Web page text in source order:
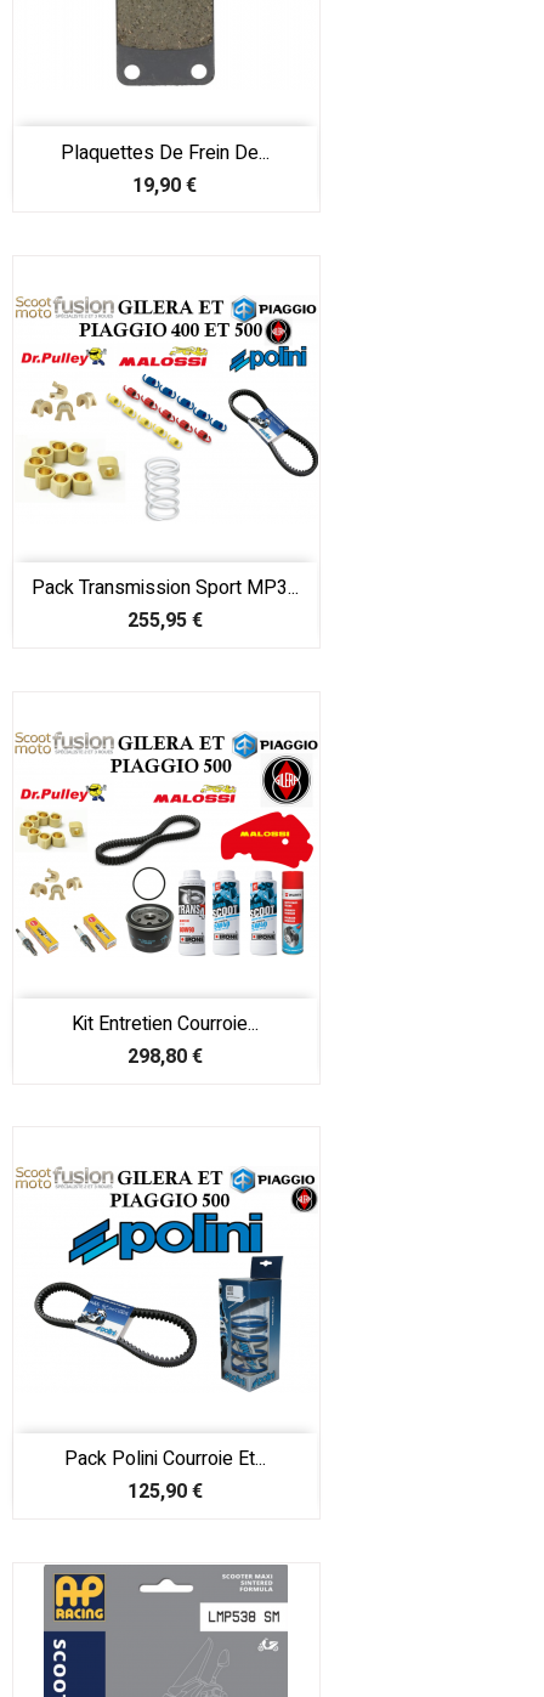
Plaquettes De Frein De...
Prix
19,90 €
Pack Transmission Sport MP3...
Prix
255,95 €
Kit Entretien Courroie...
Prix
298,80 €
Pack Polini Courroie Et...
Prix
125,90 €